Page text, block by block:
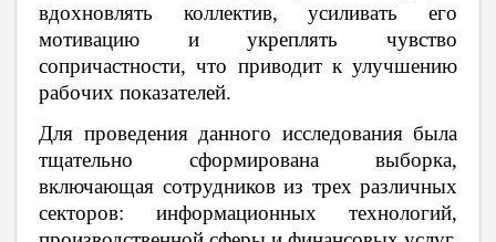
вдохновлять коллектив, усиливать его
мотивацию и укреплять чувство
сопричастности, что приводит к улучшению
рабочих показателей.
Для проведения данного исследования была
тщательно сформирована выборка,
включающая сотрудников из трех различных
секторов: информационных технологий,